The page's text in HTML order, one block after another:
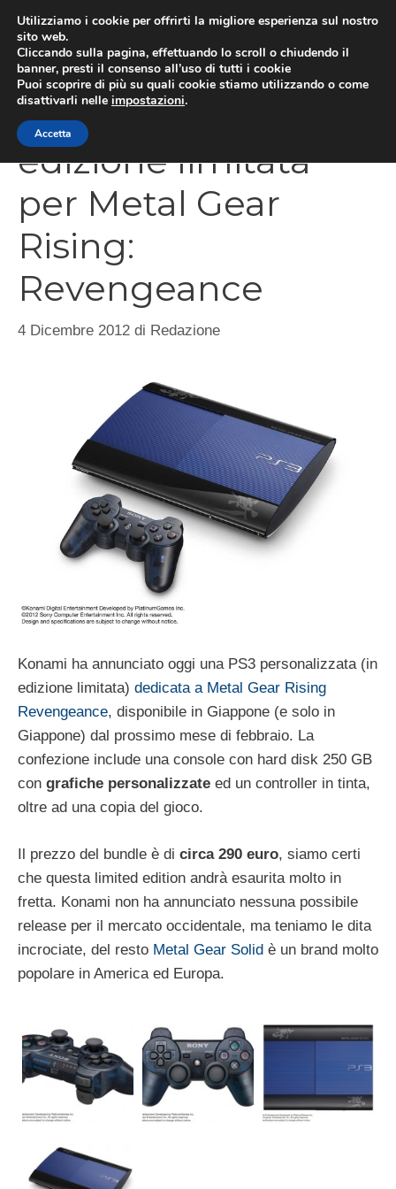
contenuto
PlayStation 3 in
edizione limitata
per Metal Gear
Rising:
Revengeance
4 Dicembre 2012 di Redazione
Konami ha annunciato oggi una PS3 personalizzata (in
edizione limitata) dedicata a Metal Gear Rising
Revengeance, disponibile in Giappone (e solo in
Giappone) dal prossimo mese di febbraio. La
confezione include una console con hard disk 250 GB
con grafiche personalizzate ed un controller in tinta,
oltre ad una copia del gioco.
Il prezzo del bundle è di circa 290 euro, siamo certi
che questa limited edition andrà esaurita molto in
fretta. Konami non ha annunciato nessuna possibile
release per il mercato occidentale, ma teniamo le dita
incrociate, del resto Metal Gear Solid è un brand molto
popolare in America ed Europa.
Utilizziamo i cookie per offrirti la migliore esperienza sul nostro
sito web.
Cliccando sulla pagina, effettuando lo scroll o chiudendo il
banner, presti il consenso all’uso di tutti i cookie
Puoi scoprire di più su quali cookie stiamo utilizzando o come
disattivarli nelle impostazioni.
Accetta